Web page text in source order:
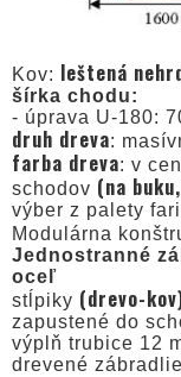
Kov: leštená
šírka chodu:
- úprava U-180:
druh dreva:
farba dreva: v
schodov (na
výber z palety
Modulárna
Jednostranné
oceľ
stĺpiky (drevo-
zapustené do
výplň trubice 12
drevené